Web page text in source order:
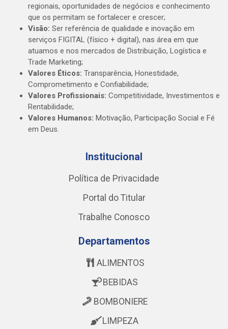
regionais, oportunidades de negócios e conhecimento
que os permitam se fortalecer e crescer;
Visão: Ser referência de qualidade e inovação em
serviços FIGITAL (físico + digital), nas área em que
atuamos e nos mercados de Distribuição, Logística e
Trade Marketing;
Valores Éticos: Transparência, Honestidade,
Comprometimento e Confiabilidade;
Valores Profissionais: Competitividade, Investimentos e
Rentabilidade;
Valores Humanos: Motivação, Participação Social e Fé
em Deus.
Institucional
Política de Privacidade
Portal do Titular
Trabalhe Conosco
Departamentos
ALIMENTOS
BEBIDAS
BOMBONIERE
LIMPEZA